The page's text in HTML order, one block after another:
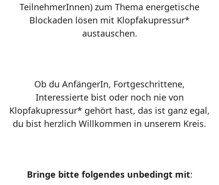
TeilnehmerInnen) zum Thema energetische
Blockaden lösen mit Klopfakupressur*
austauschen.
Ob du AnfängerIn, Fortgeschrittene,
Interessierte bist oder noch nie von
Klopfakupressur* gehört hast, das ist ganz egal,
du bist herzlich Willkommen in unserem Kreis.
Bringe bitte folgendes unbedingt mit: